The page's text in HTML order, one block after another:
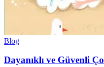
Blog
Dayanıklı ve Güvenli